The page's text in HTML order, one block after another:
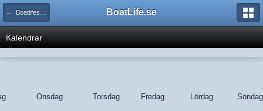
← Boatlifes kalender BoatLife.se
Kalendrar
Onsdag Torsdag Fredag Lördag Söndag